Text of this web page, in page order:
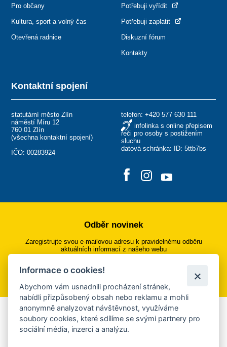
Kontaktní spojení
statutární město Zlín
náměstí Míru 12
760 01 Zlín
(všechna kontaktní spojení)
IČO: 00283924
telefon: +420 577 630 111
infolinka s online přepisem
řeči pro osoby s postižením
sluchu
datová schránka: ID: 5ttb7bs
Pro občany
Kultura, sport a volný čas
Otevřená radnice
Potřebuji vyřídit
Potřebuji zaplatit
Diskuzní fórum
Kontakty
Odběr novinek
Zaregistrujte svou e-mailovou adresu k pravidelnému odběru
aktuálních informací z našeho webu
Přihlásit se k odběru
Aplikace Mobilní rozhlas
Chcete dostávat do svého mobilu či mailu upozornění na
Informace o cookies!
Abychom vám usnadnili procházení stránek,
nabídli přizpůsobený obsah nebo reklamu a mohli
anonymně analyzovat návštěvnost, využíváme
soubory cookies, které sdílíme se svými partnery pro
sociální média, inzerci a analýzu.